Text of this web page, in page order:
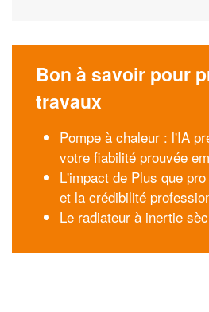
Bon à savoir pour
travaux
Pompe à chaleur : l'IA
votre fiabilité prouvée
L'impact de Plus que
et la crédibilité
Le radiateur à inertie